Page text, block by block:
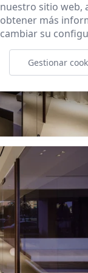
nuestro sitio web,
obtener más
cambiar su
Gestionar